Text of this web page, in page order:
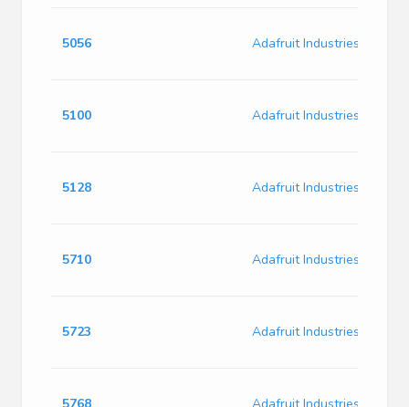
5056 Adafruit Industries 5056
5100 Adafruit Industries 5100
5128 Adafruit Industries 5128
5710 Adafruit Industries 5710
5723 Adafruit Industries 5723